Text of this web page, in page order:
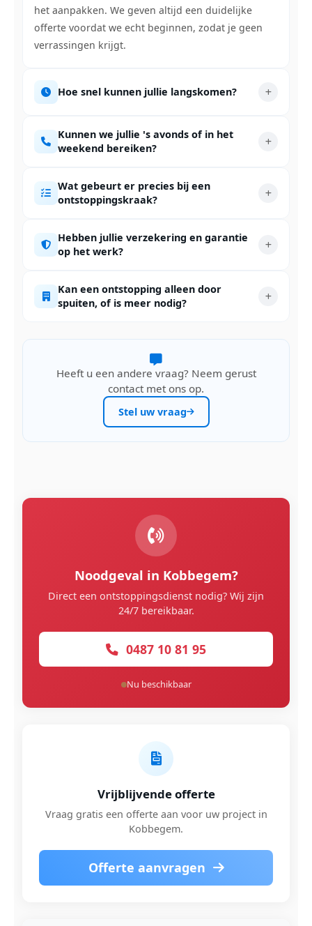
het aanpakken. We geven altijd een duidelijke
offerte voordat we echt beginnen, zodat je geen
verrassingen krijgt.
Hoe snel kunnen jullie langskomen?
Kunnen we jullie 's avonds of in het
weekend bereiken?
Wat gebeurt er precies bij een
ontstoppingskraak?
Hebben jullie verzekering en garantie
op het werk?
Kan een ontstopping alleen door
spuiten, of is meer nodig?
Heeft u een andere vraag? Neem gerust
contact met ons op.
Stel uw vraag
Noodgeval in Kobbegem?
Direct een ontstoppingsdienst nodig? Wij zijn
24/7 bereikbaar.
0487 10 81 95
Nu beschikbaar
Vrijblijvende offerte
Vraag gratis een offerte aan voor uw project in
Kobbegem.
Offerte aanvragen